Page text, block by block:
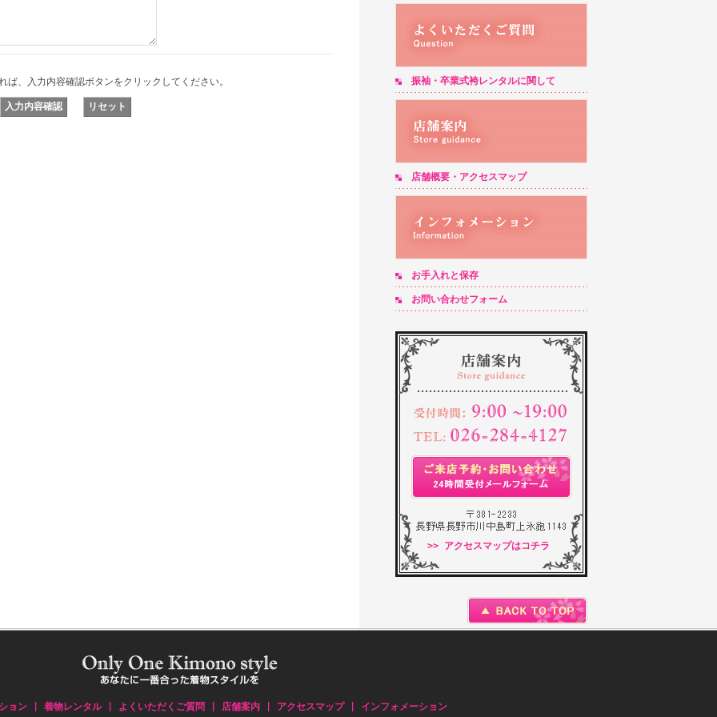
ば、入力内容確認ボタンをクリックしてください。 振袖・卒業式袴レンタルに関して
店舗概要・アクセスマップ
お手入れと保存
お問い合わせフォーム
>> アクセスマップはコチラ
ョン 着物レンタル| よくいただくご質問 店舗案内 アクセスマップ| インフォメーション